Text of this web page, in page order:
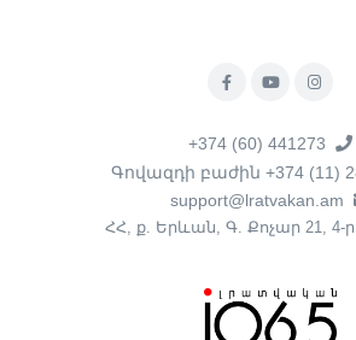
+374 (60) 441273
Գովազդի բաժին +374 (11)
support@lratvakan.am
ՀՀ, ք. Երևան, Գ. Քոչար 21, 4-